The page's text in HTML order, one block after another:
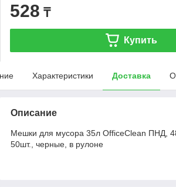
528 ₸
Купить
Характеристики Доставка
Описание
Мешки для мусора 35л OfficeClean ПНД,
50шт., черные, в рулоне